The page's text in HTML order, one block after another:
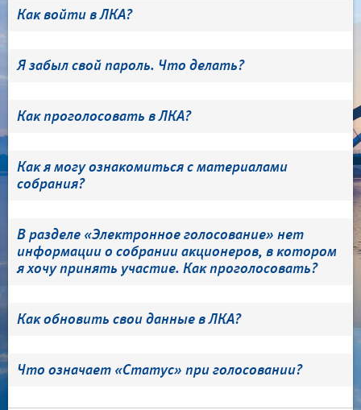
Как войти в ЛКА?
Я забыл свой пароль. Что делать?
Как проголосовать в ЛКА?
Как я могу ознакомиться с материалами
собрания?
В разделе «Электронное голосование» нет
информации о собрании акционеров, в котором
я хочу принять участие. Как проголосовать?
Как обновить свои данные в ЛКА?
Что означает «Статус» при голосовании?